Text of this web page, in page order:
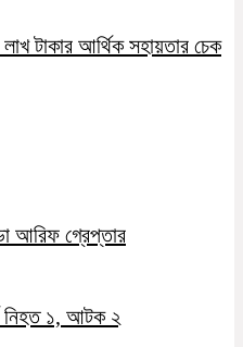
টাকার আর্থিক সহায়তার চেক
আরিফ গ্রেপ্তার
নিহত ১, আটক ২